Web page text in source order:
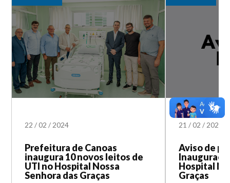
22/02/2024
Prefeitura de Canoas
inaugura 10 novos leitos de
UTI no Hospital Nossa
Senhora das Graças
21/02/2024
Aviso de
Hospital
Graças